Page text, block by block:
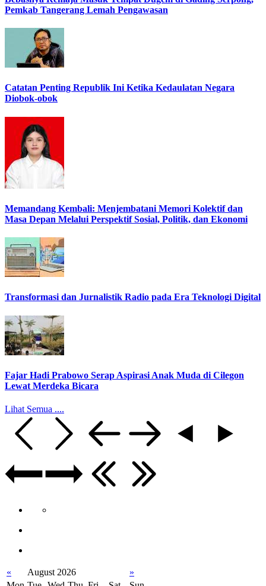
Pemkab Tangerang Lemah Pengawasan
Catatan Penting Republik Ini Ketika Kedaulatan Negara
Diobok-obok
Memandang Kembali: Menjembatani Memori Kolektif dan
Masa Depan Melalui Perspektif Sosial, Politik, dan Ekonomi
Transformasi dan Jurnalistik Radio pada Era Teknologi Digital
Fajar Hadi Prabowo Serap Aspirasi Anak Muda di Cilegon
Lewat Merdeka Bicara
Lihat Semua ....
« August 2026
»